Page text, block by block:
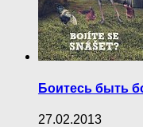
Боитесь быть
27.02.2013